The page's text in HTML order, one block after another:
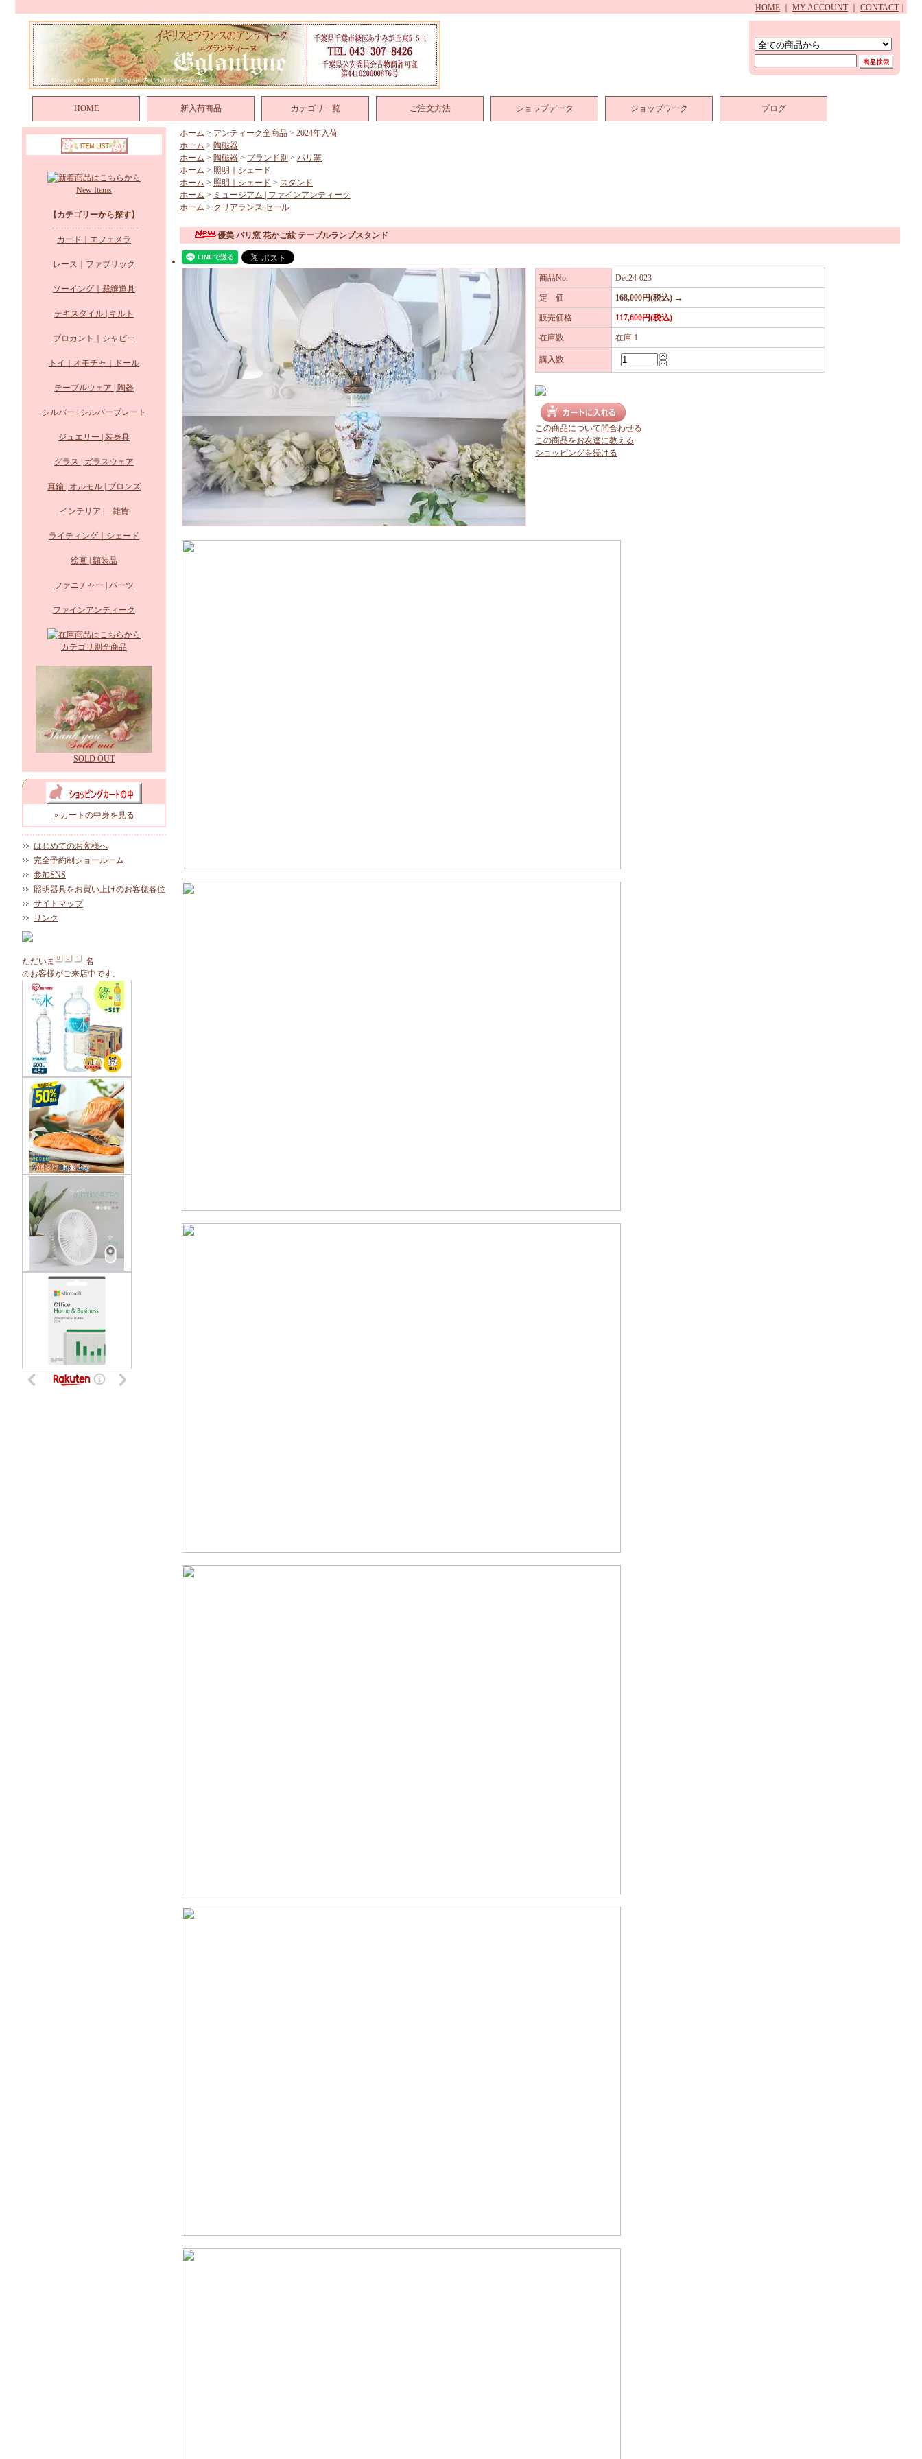
HOME MY ACCOUNT CONTACT
HOME 新入荷商品 カテゴリ一覧 ご注文方法 ショップデータ ショップワーク ブログ
New Items
【カテゴリーから探す】
--------------------------------
カード｜エフェメラ
レース｜ファブリック
ソーイング｜裁縫道具
テキスタイル | キルト
ブロカント｜シャビー
トイ｜オモチャ｜ドール
テーブルウェア | 陶器
シルバー | シルバープレート
ジュエリー | 装身具
グラス | ガラスウェア
真鍮 | オルモル | ブロンズ
インテリア | 雑貨
ライティング｜シェード
絵画 | 額装品
ファニチャー | パーツ
ファインアンティーク
カテゴリ別全商品
SOLD OUT
» カートの中身を見る
はじめてのお客様へ
完全予約制ショールーム
参加SNS
照明器具をお買い上げのお客様各位
サイトマップ
リンク
ただいま
名
のお客様がご来店中です。
ホーム > アンティーク全商品 > 2024年入荷
ホーム > 陶磁器
ホーム > 陶磁器 > ブランド別 > パリ窯
ホーム > 照明｜シェード
ホーム > 照明｜シェード > スタンド
ホーム > ミュージアム | ファインアンティーク
ホーム > クリアランス セール
優美 パリ窯 花かご紋 テーブルランプスタンド
商品No. Dec24-023
定 価 168,000円(税込) →
販売価格 117,600円(税込)
在庫数 在庫 1
購入数
この商品について問合わせる
この商品をお友達に教える
ショッピングを続ける